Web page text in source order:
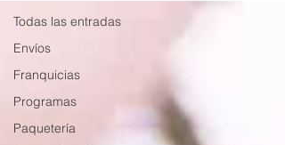
Todas las entradas
Envíos
Franquicias
Programas
Paquetería